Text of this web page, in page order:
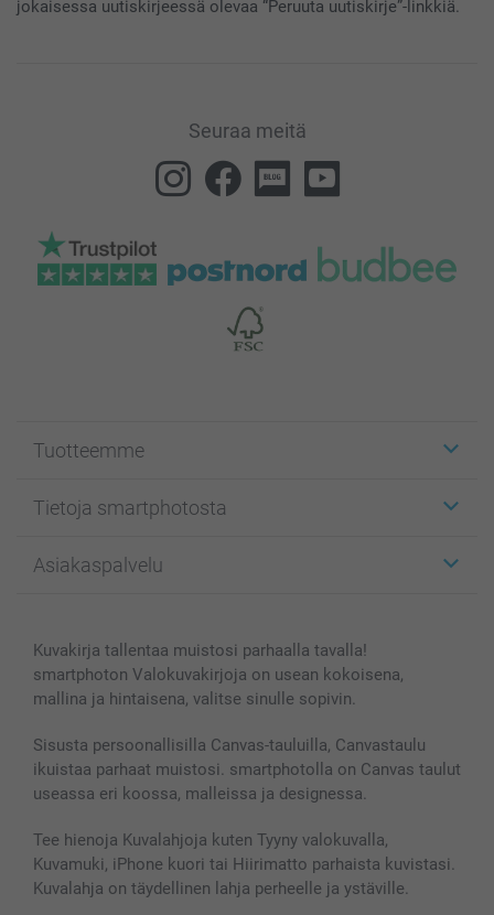
jokaisessa uutiskirjeessä olevaa “Peruuta uutiskirje”-linkkiä.
Seuraa meitä
Tuotteemme
Kuvakortit
Kuvakirjat
Kännykkä & Tabletti
MyNameBook
Valokuvakehykset & Lisätarvikkeet
Lahjakortti
Kaikki kuvatuotteet
Tietoja smartphotosta
Affiliate ohjelma
Sivukartta
Ehdot/takuut
Asiakaspalvelu
smartbonus
Hinnat & maksutavat
Kuvakirja tallentaa muistosi parhaalla tavalla!
smartphoton Valokuvakirjoja on usean kokoisena,
mallina ja hintaisena, valitse sinulle sopivin.
Sisusta persoonallisilla Canvas-tauluilla, Canvastaulu
ikuistaa parhaat muistosi. smartphotolla on Canvas taulut
useassa eri koossa, malleissa ja designessa.
Tee hienoja Kuvalahjoja kuten Tyyny valokuvalla,
Kuvamuki, iPhone kuori tai Hiirimatto parhaista kuvistasi.
Kuvalahja on täydellinen lahja perheelle ja ystäville.